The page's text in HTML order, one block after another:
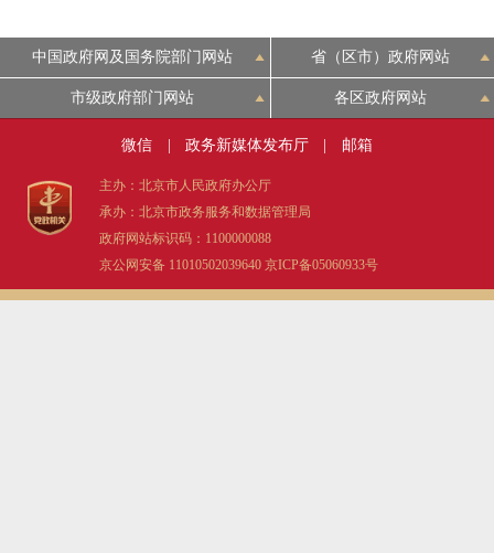
中国政府网及国务院部门网站 省（区市）政府网站
市级政府部门网站 各区政府网站
微信 政务新媒体发布厅 邮箱
主办：北京市人民政府办公厅
承办：北京市政务服务和数据管理局
政府网站标识码：1100000088
京公网安备 11010502039640 京ICP备05060933号